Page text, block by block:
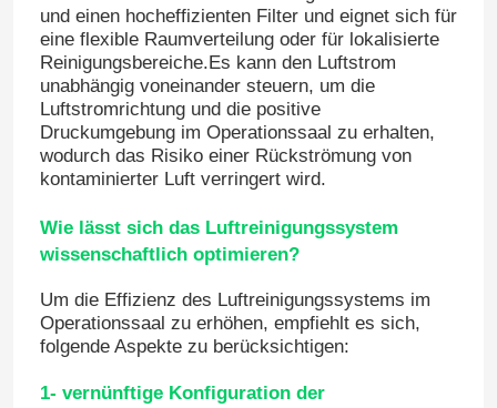
Haus
Produkte
Über uns
und einen hocheffizienten Filter und eignet sich für
eine flexible Raumverteilung oder für lokalisierte
Reinigungsbereiche.Es kann den Luftstrom
unabhängig voneinander steuern, um die
Luftstromrichtung und die positive
Druckumgebung im Operationssaal zu erhalten,
wodurch das Risiko einer Rückströmung von
kontaminierter Luft verringert wird.
Wie lässt sich das Luftreinigungssystem
wissenschaftlich optimieren?
Um die Effizienz des Luftreinigungssystems im
Operationssaal zu erhöhen, empfiehlt es sich,
folgende Aspekte zu berücksichtigen:
1- vernünftige Konfiguration der